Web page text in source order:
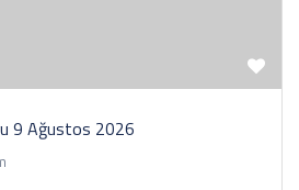
9 Ağustos 2026